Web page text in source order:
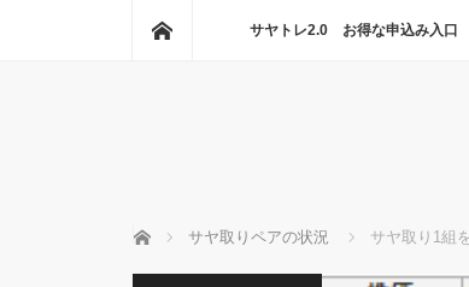
サヤトレ2.0 お得な申込み入口
ホーム サヤ取りペアの状況 サヤ取り1組